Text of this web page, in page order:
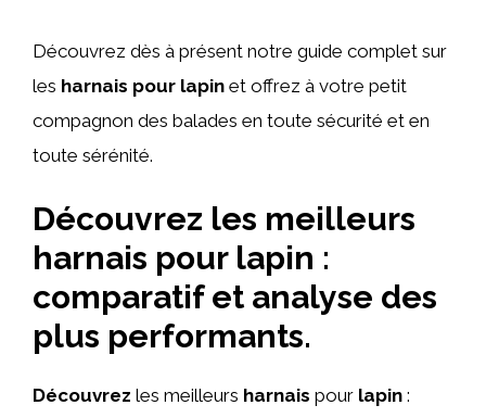
Découvrez dès à présent notre guide complet sur
les harnais pour lapin et offrez à votre petit
compagnon des balades en toute sécurité et en
toute sérénité.
Découvrez les meilleurs
harnais pour lapin :
comparatif et analyse des
plus performants.
Découvrez les meilleurs harnais pour lapin :